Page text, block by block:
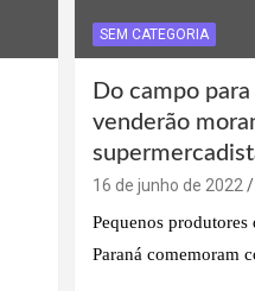
SEM CATEGORIA
Do campo
venderão
16 de junho de 2022
Pequenos
Paraná comemoram